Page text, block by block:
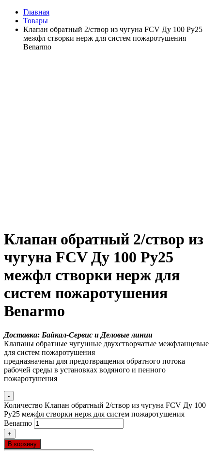
Главная
Товары
Клапан обратный 2/створ из чугуна FCV Ду 100 Ру25
межфл створки нерж для систем пожаротушения
Benarmo
Клапан обратный 2/створ из
чугуна FCV Ду 100 Ру25
межфл створки нерж для
систем пожаротушения
Benarmo
Доставка: Байкал-Сервис и Деловые линии
Клапаны обратные чугунные двухстворчатые межфланцевые
для систем пожаротушения
предназначены для предотвращения обратного потока
рабочей среды в установках водяного и пенного
пожаротушения
-
Количество Клапан обратный 2/створ из чугуна FCV Ду 100
Ру25 межфл створки нерж для систем пожаротушения
Benarmo
+
В корзину